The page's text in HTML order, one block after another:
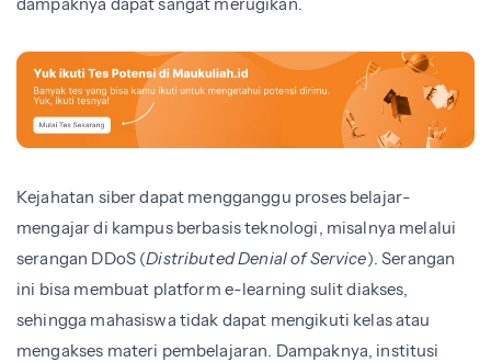
Kejahatan siber dapat mengganggu proses belajar-
mengajar di kampus berbasis teknologi, misalnya melalui
serangan DDoS (Distributed Denial of Service). Serangan
ini bisa membuat platform e-learning sulit diakses,
sehingga mahasiswa tidak dapat mengikuti kelas atau
mengakses materi pembelajaran. Dampaknya, institusi